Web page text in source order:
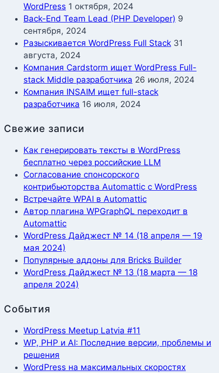
WordPress 1 октября, 2024
Back-End Team Lead (PHP Developer) 9
сентября, 2024
Разыскивается WordPress Full Stack 31
августа, 2024
Компания Cardstorm ищет WordPress Full-
stack Middle разработчика 26 июля, 2024
Компания INSAIM ищет full-stack
разработчика 16 июля, 2024
Свежие записи
Как генерировать тексты в WordPress
бесплатно через российские LLM
Согласование спонсорского
контрибьюторства Automattic с WordPress
Встречайте WPAI в Automattic
Автор плагина WPGraphQL переходит в
Automattic
WordPress Дайджест № 14 (18 апреля — 19
мая 2024)
Популярные аддоны для Bricks Builder
WordPress Дайджест № 13 (18 марта — 18
апреля 2024)
События
WordPress Meetup Latvia #11
WP, PHP и AI: Последние версии, проблемы и
решения
WordPress на максимальных скоростях